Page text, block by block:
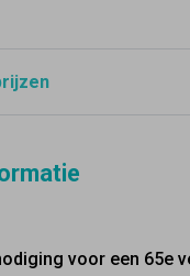
voor een 65e